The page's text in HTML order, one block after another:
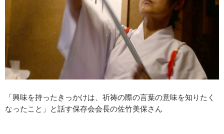
「興味を持ったきっかけは、祈祷の際の言葉の意味を知りたく
なったこと」と話す保存会会長の佐竹美保さん